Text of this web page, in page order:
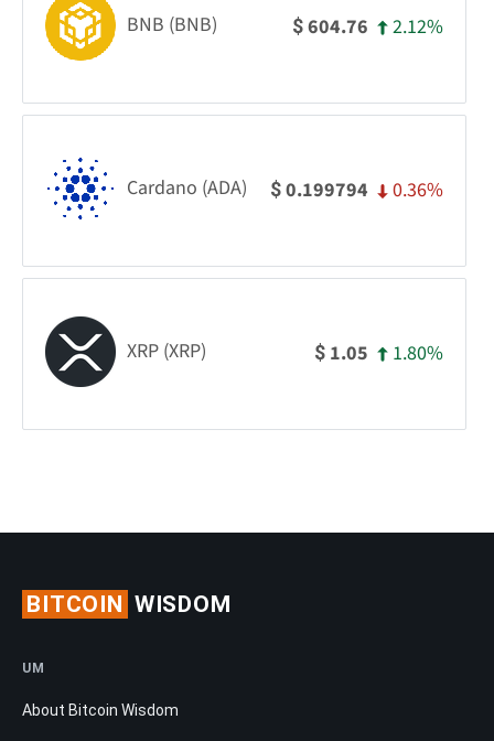
BNB (BNB) $604.76 2.12%
Cardano (ADA) $0.199794 0.36%
XRP (XRP) $ 1.05 1.80%
BITCOIN WISDOM
UM
About Bitcoin Wisdom